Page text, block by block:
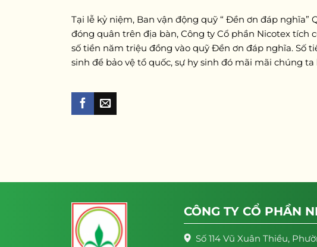
Tại lễ kỷ niệm, Ban vận động quỹ “ Đền ơn đáp
đóng quân trên địa bàn, Công ty Cổ phần Nicotex
số tiền năm triệu đồng vào quỹ Đền ơn đáp nghĩa. Số
sinh để bảo vệ tổ quốc, sự hy sinh đó mãi mãi chúng
CÔNG TY CỔ PHẦN
Số 114 Vũ Xuân Thiều,